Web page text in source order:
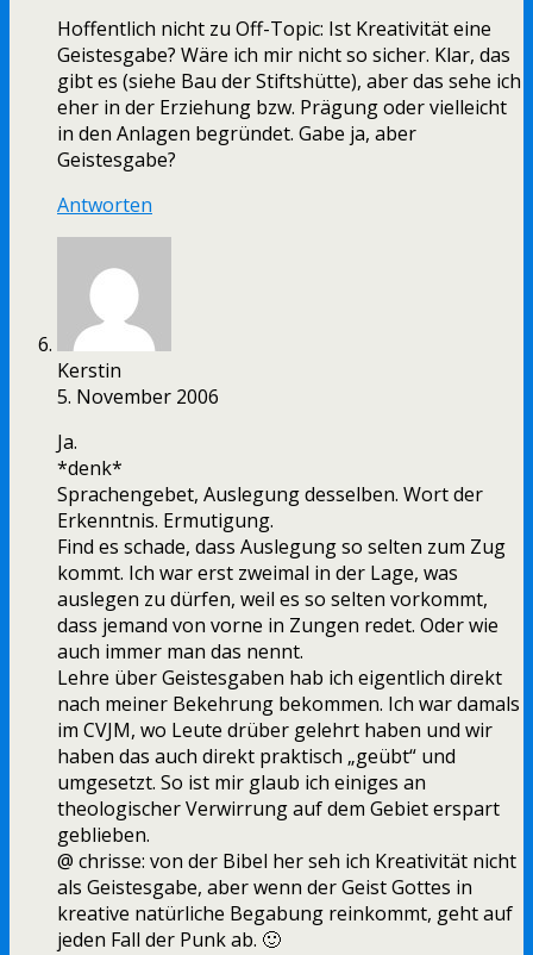
Hoffentlich nicht zu Off-Topic: Ist Kreativität eine
Geistesgabe? Wäre ich mir nicht so sicher. Klar, das
gibt es (siehe Bau der Stiftshütte), aber das sehe ich
eher in der Erziehung bzw. Prägung oder vielleicht
in den Anlagen begründet. Gabe ja, aber
Geistesgabe?
Antworten
Kerstin
5. November 2006
Ja.
*denk*
Sprachengebet, Auslegung desselben. Wort der
Erkenntnis. Ermutigung.
Find es schade, dass Auslegung so selten zum Zug
kommt. Ich war erst zweimal in der Lage, was
auslegen zu dürfen, weil es so selten vorkommt,
dass jemand von vorne in Zungen redet. Oder wie
auch immer man das nennt.
Lehre über Geistesgaben hab ich eigentlich direkt
nach meiner Bekehrung bekommen. Ich war damals
im CVJM, wo Leute drüber gelehrt haben und wir
haben das auch direkt praktisch „geübt“ und
umgesetzt. So ist mir glaub ich einiges an
theologischer Verwirrung auf dem Gebiet erspart
geblieben.
@ chrisse: von der Bibel her seh ich Kreativität nicht
als Geistesgabe, aber wenn der Geist Gottes in
kreative natürliche Begabung reinkommt, geht auf
jeden Fall der Punk ab. 🙂